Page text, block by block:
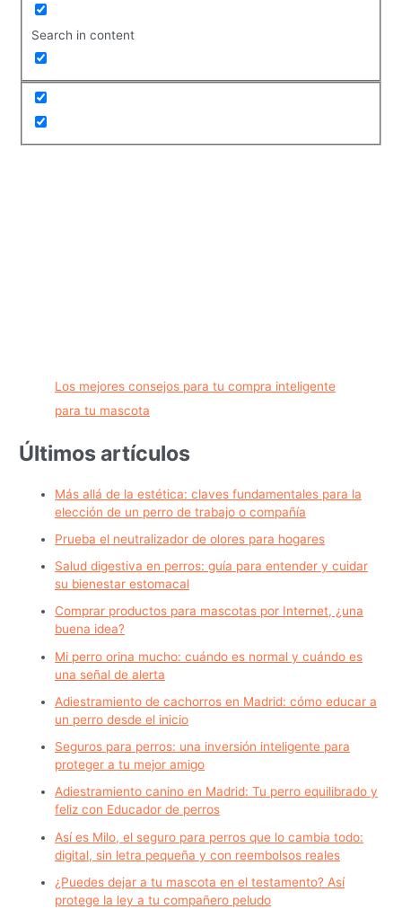
Search in content
Los mejores consejos para tu compra inteligente
para tu mascota
Últimos artículos
Más allá de la estética: claves fundamentales para la
elección de un perro de trabajo o compañía
Prueba el neutralizador de olores para hogares
Salud digestiva en perros: guía para entender y cuidar
su bienestar estomacal
Comprar productos para mascotas por Internet, ¿una
buena idea?
Mi perro orina mucho: cuándo es normal y cuándo es
una señal de alerta
Adiestramiento de cachorros en Madrid: cómo educar a
un perro desde el inicio
Seguros para perros: una inversión inteligente para
proteger a tu mejor amigo
Adiestramiento canino en Madrid: Tu perro equilibrado y
feliz con Educador de perros
Así es Milo, el seguro para perros que lo cambia todo:
digital, sin letra pequeña y con reembolsos reales
¿Puedes dejar a tu mascota en el testamento? Así
protege la ley a tu compañero peludo